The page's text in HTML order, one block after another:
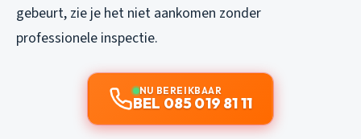
gebeurt, zie je het niet aankomen zonder
professionele inspectie.
NU BEREIKBAAR
BEL 085 019 81 11